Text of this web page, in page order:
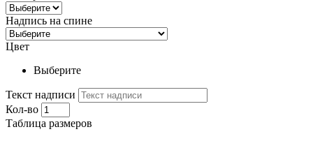
Надпись на спине
Цвет
Выберите
Текст надписи
Кол-во
Таблица размеров